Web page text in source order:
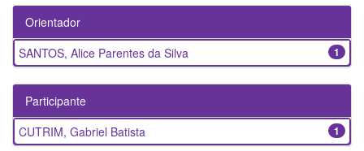
Orientador
1
SANTOS, Alice Parentes da Silva
Participante
1
CUTRIM, Gabriel Batista